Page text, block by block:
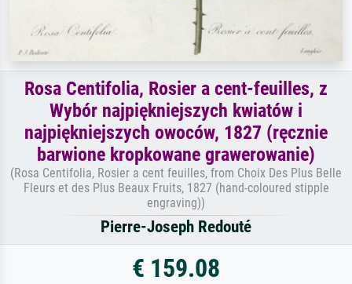
Rosa Centifolia, Rosier a cent-feuilles, z
Wybór najpiękniejszych kwiatów i
najpiękniejszych owoców, 1827 (ręcznie
barwione kropkowane grawerowanie)
(Rosa Centifolia, Rosier a cent feuilles, from Choix Des Plus Belle
Fleurs et des Plus Beaux Fruits, 1827 (hand-coloured stipple
engraving))
Pierre-Joseph Redouté
€ 159.08